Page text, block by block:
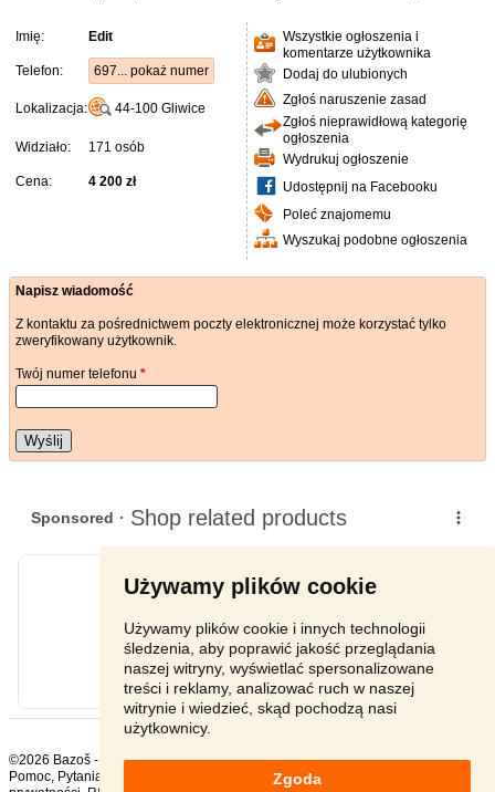
Używamy plików cookie
Używamy plików cookie i innych technologii
śledzenia, aby poprawić jakość przeglądania
naszej witryny, wyświetlać spersonalizowane
treści i reklamy, analizować ruch w naszej
witrynie i wiedzieć, skąd pochodzą nasi
użytkownicy.
Zgoda
Imię: Edit
Telefon: 697... pokaż numer
Lokalizacja: 44-100 Gliwice
Widziało: 171 osób
Cena: 4 200 zł
Wszystkie ogłoszenia i
komentarze użytkownika
Dodaj do ulubionych
Zgłoś naruszenie zasad
Zgłoś nieprawidłową kategorię
ogłoszenia
Wydrukuj ogłoszenie
Udostępnij na Facebooku
Poleć znajomemu
Wyszukaj podobne ogłoszenia
Napisz wiadomość
Z kontaktu za pośrednictwem poczty elektronicznej może korzystać tylko
zweryfikowany użytkownik.
Twój numer telefonu *
Wyślij
©2026 Bazoš -
sprzedam, ogłoszenia Nissan
Pomoc, Pytania Reklama,Regulamin